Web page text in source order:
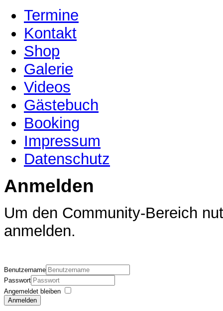
Termine
Kontakt
Shop
Galerie
Videos
Gästebuch
Booking
Impressum
Datenschutz
Anmelden
Um den Community-Bereich
anmelden.
Benutzername
Passwort
Angemeldet bleiben
Anmelden